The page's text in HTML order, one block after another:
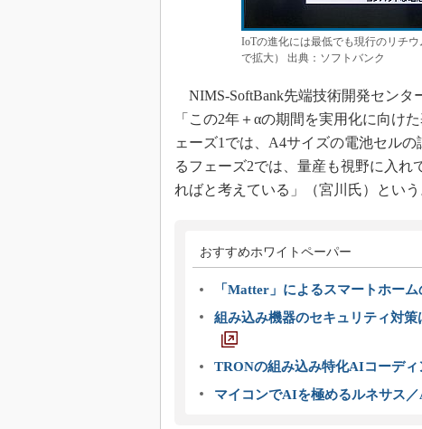
IoTの進化には最低でも現行のリチ
で拡大） 出典：ソフトバンク
NIMS-SoftBank先端技術開発センタ
「この2年＋αの期間を実用化に向け
ェーズ1では、A4サイズの電池セル
るフェーズ2では、量産も視野に入れ
ればと考えている」（宮川氏）という
おすすめホワイトペーパー
「Matter」によるスマートホー
組み込み機器のセキュリティ対
TRONの組み込み特化AIコーデ
マイコンでAIを極めるルネサス